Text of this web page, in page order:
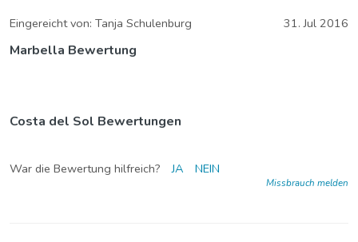
Eingereicht von: Tanja Schulenburg 31. Jul 2016
Marbella Bewertung
Costa del Sol Bewertungen
War die Bewertung hilfreich? JA NEIN
Missbrauch melden